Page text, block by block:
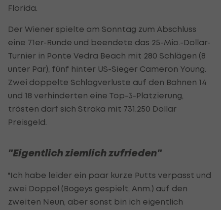
Florida.
Der Wiener spielte am Sonntag zum Abschluss
eine 71er-Runde und beendete das 25-Mio.-Dollar-
Turnier in Ponte Vedra Beach mit 280 Schlägen (8
unter Par), fünf hinter US-Sieger Cameron Young.
Zwei doppelte Schlagverluste auf den Bahnen 14
und 18 verhinderten eine Top-3-Platzierung,
trösten darf sich Straka mit 731.250 Dollar
Preisgeld.
"Eigentlich ziemlich zufrieden"
"Ich habe leider ein paar kurze Putts verpasst und
zwei Doppel (Bogeys gespielt, Anm.) auf den
zweiten Neun, aber sonst bin ich eigentlich